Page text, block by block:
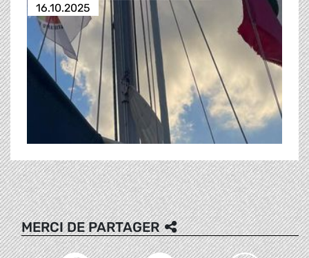
16.10.2025
MERCI DE PARTAGER